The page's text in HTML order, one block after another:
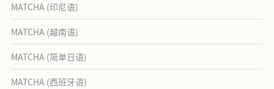
MATCHA (印尼语)
MATCHA (越南语)
MATCHA (简单日语)
MATCHA (西班牙语)